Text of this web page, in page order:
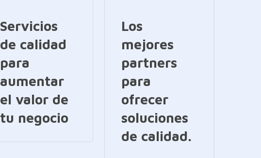
Servicios
de calidad
para
aumentar
el valor de
tu negocio
Los
mejores
partners
para
ofrecer
soluciones
de calidad.